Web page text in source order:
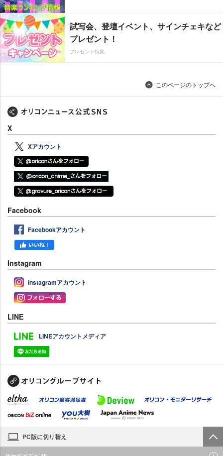
試写会、登壇イベント、サインチェキなど
プレゼント！
プレゼント特集
このページのトップへ
X
Xアカウント
Facebook
Facebookアカウント
Instagram
Instagramアカウント
LINE
LINEアカウントメディア
PC版に切り替え